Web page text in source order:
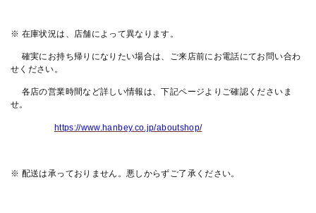
※ 在庫状況は、店舗によって異なります。
確実にお持ち帰りになりたい場合は、ご来店前にお電話にてお問い合わ
せください。
各店の営業時間など詳しい情報は、下記ページよりご確認くださいま
せ。
https://www.hanbey.co.jp/aboutshop/
※ 配送は承っておりません。悪しからずご了承ください。